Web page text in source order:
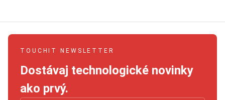
TOUCHIT NEWSLETTER
Dostávaj technologické novinky
ako prvý.